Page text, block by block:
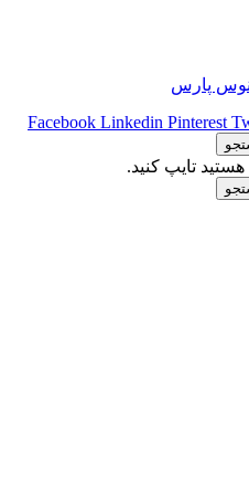
پارس
Facebook Linkedin Pinterest
تایپ کنید.